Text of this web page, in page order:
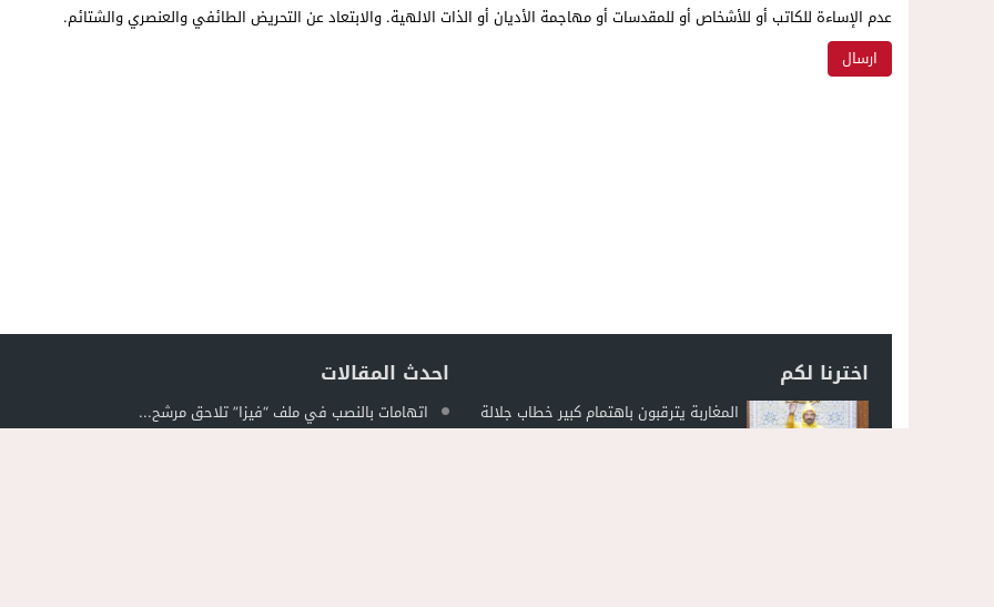
عدم الإساءة للكاتب أو للأشخاص أو للمقدسات أو مهاجمة الأديان أو الذات الالهية. والابتعاد عن التحريض الطائفي والعنصري والشتائم.
اخترنا لكم
المغاربة يترقبون باهتمام كبير خطاب جلالة
الملك في افتتاح البرلمان الجمعة المقبل
احدث المقالات
اتهامات بالنصب في ملف “فيزا” تلاحق مرشح...